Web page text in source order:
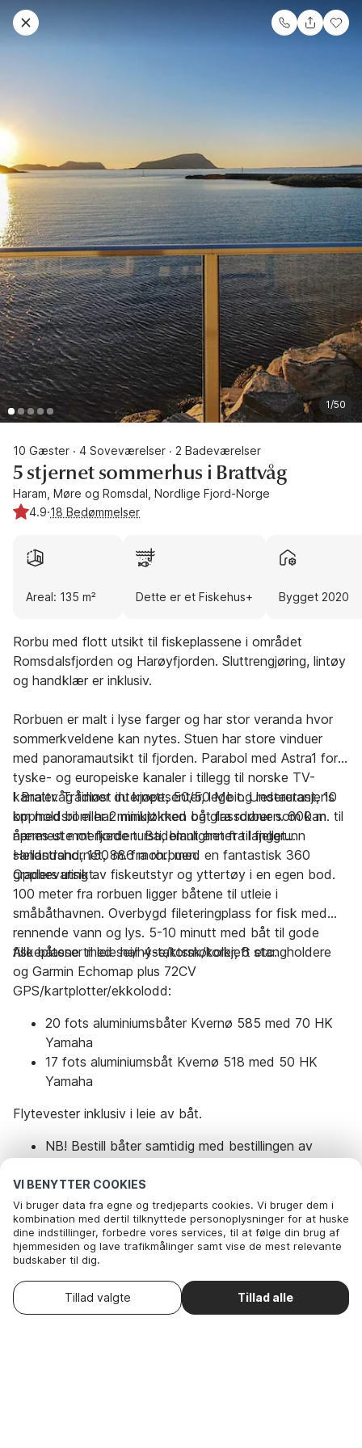
VI BENYTTER COOKIES
Vi bruger data fra egne og tredjeparts cookies. Vi bruger dem i
kombination med dertil tilknyttede personoplysninger for at huske
dine indstillinger, forbedre vores services, til at følge din brug af
hjemmesiden og lave trafikmålinger samt vise de mest relevante
budskaber til dig.
hvilke af vores valgfrie cookies du vil acceptere.
Læs mere om vores cookie- og privatlivspolitik. Du kan
trække dit samtykke tilbageHer.
Tillad alle
Tillad valgte
1/50
10 Gæster · 4 Soveværelser · 2 Badeværelser
5 stjernet sommerhus i Brattvåg
Haram, Møre og Romsdal, Nordlige Fjord-Norge
4.9·18 Bedømmelser
Areal: 135 m² Dette er et Fiskehus+ Bygget 2020
Rorbu med flott utsikt til fiskeplassene i området
Romsdalsfjorden og Harøyfjorden. Sluttrengjøring, lintøy
og handklær er inklusiv.
Rorbuen er malt i lyse farger og har stor veranda hvor
sommerkveldene kan nytes. Stuen har store vinduer
med panoramautsikt til fjorden. Parabol med Astra1 for
tyske- og europeiske kanaler i tillegg til norske TV-
kanaler. Trådløst internett, 50/50 Mbit. Underetasjens
oppholdsrom har minikjøkken og glassdører som kan
åpnes ut mot fjorden. Bademulighet fra langgrunn
sandstrand, 150 m. fra rorbuen.
I Brattvåg finner du kjøpesenter, lege og restaurant, 10
km med bil eller 2 minutt med båt fra rorbuen. 600 m. til
nærmeste merkede tursti, blant annet til fjellet
Hellandshornet, 886 moh., med en fantastisk 360
graders utsikt.
Oppbevaring av fiskeutstyr og yttertøy i en egen bod.
100 meter fra rorbuen ligger båtene til utleie i
småbåthavnen. Overbygd fileteringplass for fisk med
rennende vann og lys. 5-10 minutt med båt til gode
fiskeplasser med sei/hyse/torsk/kolkjeft etc.
Alle båtene til leie har 4-taktsmotorer, 6 stangholdere
og Garmin Echomap plus 72CV
GPS/kartplotter/ekkolodd:
20 fots aluminiumsbåter Kvernø 585 med 70 HK
Yamaha
17 fots aluminiumsbåt Kvernø 518 med 50 HK
Yamaha
Flytevester inklusiv i leie av båt.
NB! Bestill båter samtidig med bestillingen av
HUSK! Ta med norske kontanter til betaling ved
ankomst feriehuset, for leie av båt og depositum
feriehus og båt.
Rejseperiode og gæster
Vælg ankomstdato